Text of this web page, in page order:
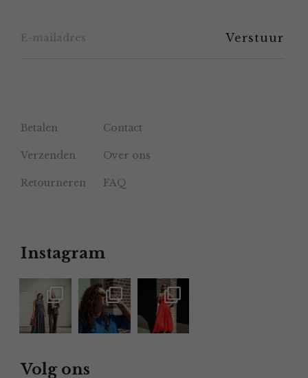
Betalen Contact
Verzenden Over ons
Retourneren FAQ
Instagram
Volg ons